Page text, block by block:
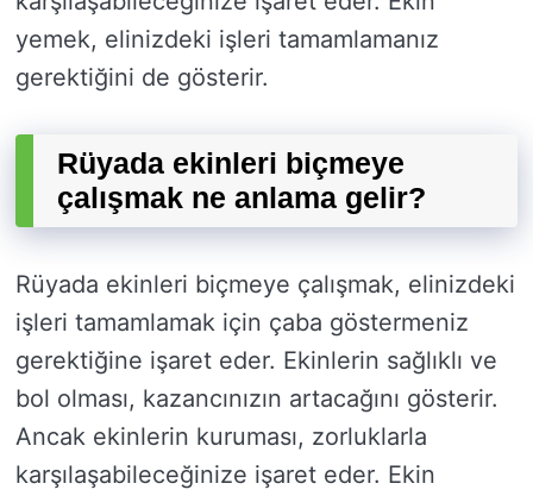
yemek, elinizdeki işleri tamamlamanız
gerektiğini de gösterir.
Rüyada ekinleri biçmeye
çalışmak ne anlama gelir?
Rüyada ekinleri biçmeye çalışmak, elinizdeki
işleri tamamlamak için çaba göstermeniz
gerektiğine işaret eder. Ekinlerin sağlıklı ve
bol olması, kazancınızın artacağını gösterir.
Ancak ekinlerin kuruması, zorluklarla
karşılaşabileceğinize işaret eder. Ekin